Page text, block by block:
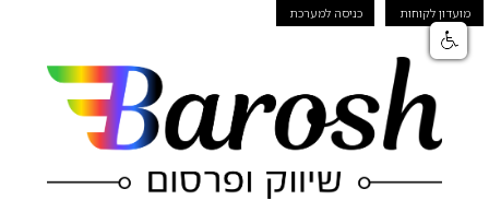
מועדון לקוחות כניסה למערכת